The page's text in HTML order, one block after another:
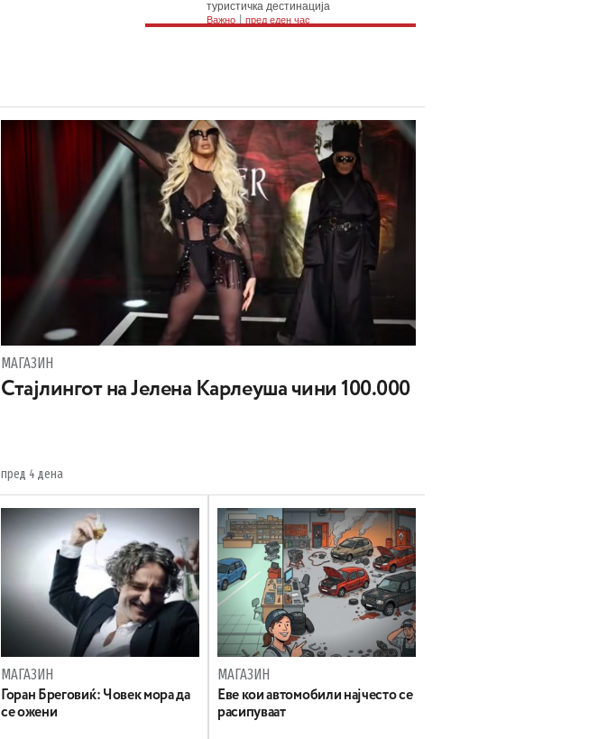
МАГАЗИН
Стајлингот на Јелена Карлеуша чини 100.000
пред 4 дена
МАГАЗИН
Горан Бреговиќ: Човек мора да
се ожени
МАГАЗИН
Еве кои автомобили најчесто се
расипуваат